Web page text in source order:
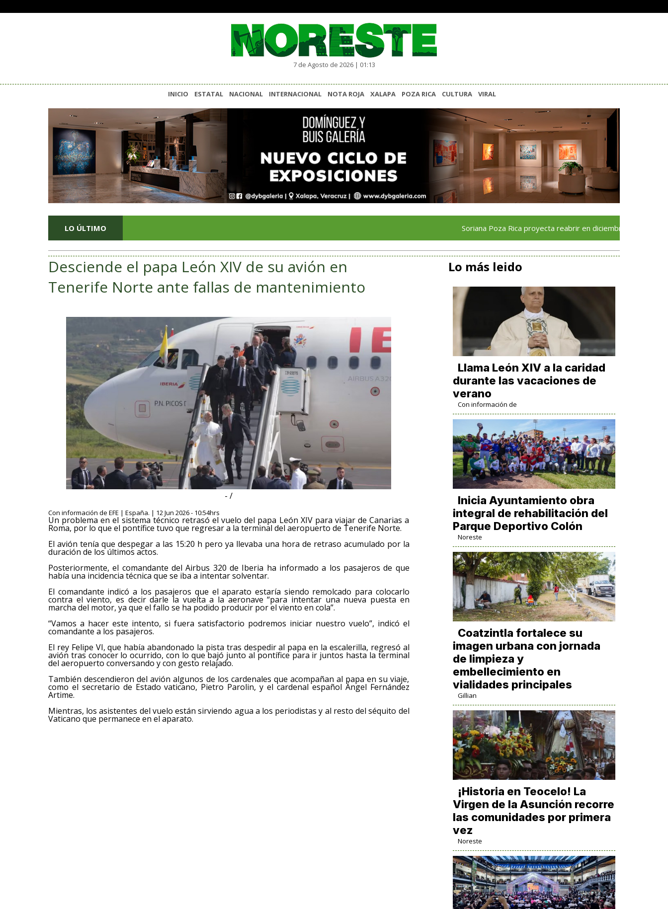
7 de Agosto de 2026 | 01:13
INICIO ESTATAL NACIONAL INTERNACIONAL NOTA ROJA XALAPA POZA RICA CULTURA VIRAL
LO ÚLTIMO Soriana Poza Rica proyecta reabrir en diciembre tras avance del 70 %
Desciende el papa León XIV de su avión en
Tenerife Norte ante fallas de mantenimiento
- /
Con información de EFE | España. | 12 Jun 2026 - 10:54hrs
Un problema en el sistema técnico retrasó el vuelo del papa León XIV para viajar de Canarias a
Roma, por lo que el pontífice tuvo que regresar a la terminal del aeropuerto de Tenerife Norte.
El avión tenía que despegar a las 15:20 h pero ya llevaba una hora de retraso acumulado por la
duración de los últimos actos.
Posteriormente, el comandante del Airbus 320 de Iberia ha informado a los pasajeros de que
había una incidencia técnica que se iba a intentar solventar.
El comandante indicó a los pasajeros que el aparato estaría siendo remolcado para colocarlo
contra el viento, es decir darle la vuelta a la aeronave “para intentar una nueva puesta en
marcha del motor, ya que el fallo se ha podido producir por el viento en cola”.
“Vamos a hacer este intento, si fuera satisfactorio podremos iniciar nuestro vuelo”, indicó el
comandante a los pasajeros.
El rey Felipe VI, que había abandonado la pista tras despedir al papa en la escalerilla, regresó al
avión tras conocer lo ocurrido, con lo que bajó junto al pontífice para ir juntos hasta la terminal
del aeropuerto conversando y con gesto relajado.
También descendieron del avión algunos de los cardenales que acompañan al papa en su viaje,
como el secretario de Estado vaticano, Pietro Parolin, y el cardenal español Ángel Fernández
Artime.
Mientras, los asistentes del vuelo están sirviendo agua a los periodistas y al resto del séquito del
Vaticano que permanece en el aparato.
Lo más leido
Llama León XIV a la caridad
durante las vacaciones de
verano
Con información de
Inicia Ayuntamiento obra
integral de rehabilitación del
Parque Deportivo Colón
Noreste
Coatzintla fortalece su
imagen urbana con jornada
de limpieza y
embellecimiento en
vialidades principales
Gillian
​¡Historia en Teocelo! La
Virgen de la Asunción recorre
las comunidades por primera
vez
Noreste